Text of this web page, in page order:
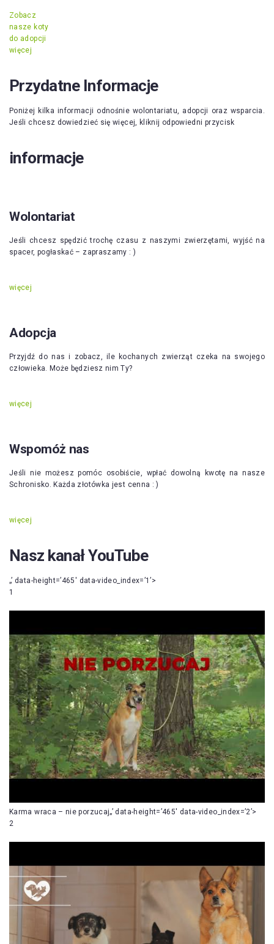
Zobacz
nasze koty
do adopcji
więcej
Przydatne Informacje
Poniżej kilka informacji odnośnie wolontariatu, adopcji oraz wsparcia.
Jeśli chcesz dowiedzieć się więcej, kliknij odpowiedni przycisk
informacje
Wolontariat
Jeśli chcesz spędzić trochę czasu z naszymi zwierzętami, wyjść na
spacer, pogłaskać – zapraszamy : )
więcej
Adopcja
Przyjdź do nas i zobacz, ile kochanych zwierząt czeka na swojego
człowieka. Może będziesz nim Ty?
więcej
Wspomóż nas
Jeśli nie możesz pomóc osobiście, wpłać dowolną kwotę na nasze
Schronisko. Każda złotówka jest cenna : )
więcej
Nasz kanał YouTube
„’ data-height=’465′ data-video_index=’1’>
1
Karma wraca – nie porzucaj„’ data-height=’465′ data-video_index=’2’>
2